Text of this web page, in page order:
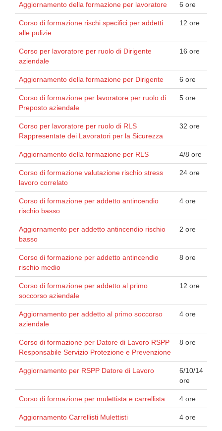
Aggiornamento della formazione per lavoratore 6 ore
Corso di formazione rischi specifici per addetti
alle pulizie
12 ore
Corso per lavoratore per ruolo di Dirigente
aziendale
16 ore
Aggiornamento della formazione per Dirigente 6 ore
Corso di formazione per lavoratore per ruolo di
Preposto aziendale
5 ore
Corso per lavoratore per ruolo di RLS
Rappresentate dei Lavoratori per la Sicurezza
32 ore
Aggiornamento della formazione per RLS 4/8 ore
Corso di formazione valutazione rischio stress
lavoro correlato
24 ore
Corso di formazione per addetto antincendio
rischio basso
4 ore
Aggiornamento per addetto antincendio rischio
basso
2 ore
Corso di formazione per addetto antincendio
rischio medio
8 ore
Corso di formazione per addetto al primo
soccorso aziendale
12 ore
Aggiornamento per addetto al primo soccorso
aziendale
4 ore
Corso di formazione per Datore di Lavoro RSPP
Responsabile Servizio Protezione e Prevenzione
8 ore
Aggiornamento per RSPP Datore di Lavoro
6/10/14
ore
Corso di formazione per mulettista e carrellista 4 ore
Aggiornamento Carrellisti Mulettisti 4 ore